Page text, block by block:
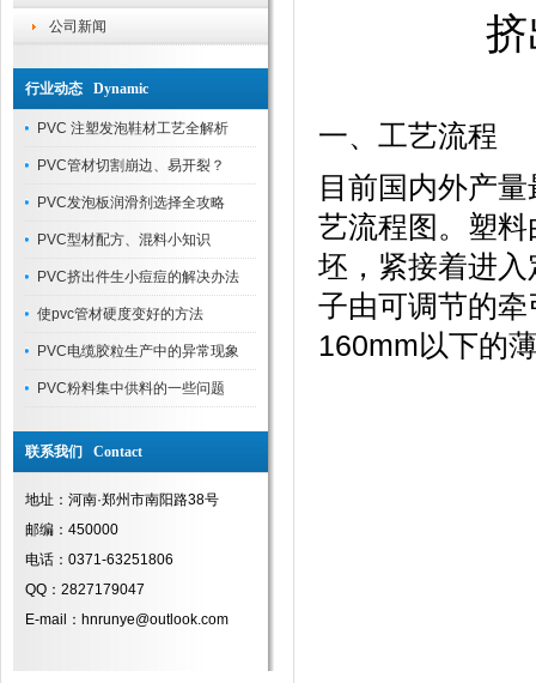
公司新闻
行业动态 Dynamic
PVC 注塑发泡鞋材工艺全解析
PVC管材切割崩边、易开裂？
PVC发泡板润滑剂选择全攻略
PVC型材配方、混料小知识
PVC挤出件生小痘痘的解决办法
使pvc管材硬度变好的方法
PVC电缆胶粒生产中的异常现象
PVC粉料集中供料的一些问题
联系我们 Contact
地址：河南·郑州市南阳路38号
邮编：450000
电话：0371-63251806
QQ：2827179047
E-mail：hnrunye@outlook.com
一、工艺流程
目前国内外产
艺流程图。塑
坯，紧接着进
子由可调节的
160mm以下的